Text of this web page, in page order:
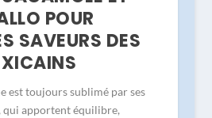
POUR
SAVEURS DES
est toujours sublimé par ses
qui apportent équilibre,